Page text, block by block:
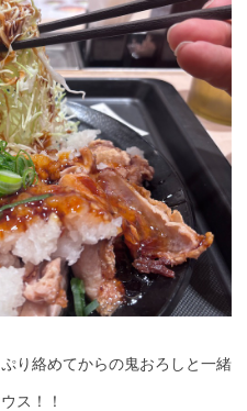
り絡めてからの鬼おろしと一緒
ス！！